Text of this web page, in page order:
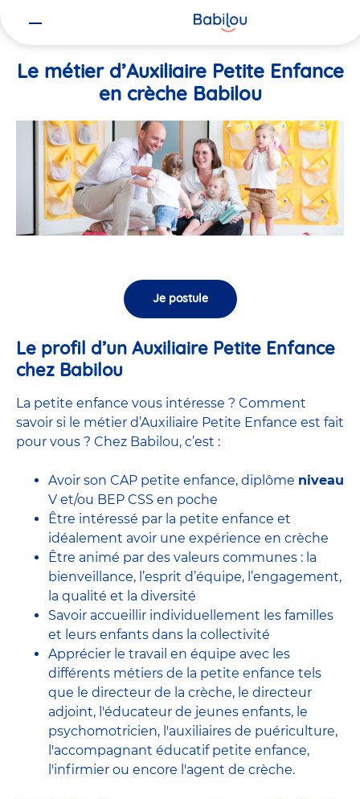
Le métier d’Auxiliaire Petite Enfance
en crèche Babilou
Je postule
Le profil d’un Auxiliaire Petite Enfance
chez Babilou
La petite enfance vous intéresse ? Comment
savoir si le métier d’Auxiliaire Petite Enfance est fait
pour vous ? Chez Babilou, c’est :
Avoir son CAP petite enfance, diplôme niveau
V et/ou BEP CSS en poche
Être intéressé par la petite enfance et
idéalement avoir une expérience en crèche
Être animé par des valeurs communes : la
bienveillance, l’esprit d’équipe, l’engagement,
la qualité et la diversité
Savoir accueillir individuellement les familles
et leurs enfants dans la collectivité
Apprécier le travail en équipe avec les
différents métiers de la petite enfance tels
que le directeur de la crèche, le directeur
adjoint, l'éducateur de jeunes enfants, le
psychomotricien, l'auxiliaires de puériculture,
l'accompagnant éducatif petite enfance,
l'infirmier ou encore l'agent de crèche.